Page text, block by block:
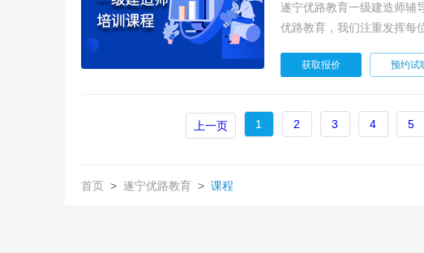
遂宁优路教育一级建造师辅
优路教育，我们注重发挥每
获取报价 预约试
上一页 1 2 3 4 5
首页 > 遂宁优路教育 > 课程